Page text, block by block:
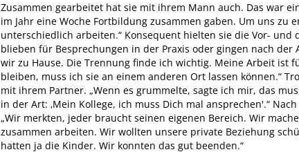
Zusammen gearbeitet hat sie mit ihrem Mann auch. Das war
im Jahr eine Woche Fortbildung zusammen gaben. Um uns
unterschiedlich arbeiten.“ Konsequent hielten sie die Vor-
blieben für Besprechungen in der Praxis oder gingen nach
wir zu Hause. Die Trennung finde ich wichtig. Meine Arbeit ist
bleiben, muss ich sie an einem anderen Ort lassen können.“
mit ihrem Partner. „Wenn es grummelte, sagte ich mir, das
in der Art: ‚Mein Kollege, ich muss Dich mal ansprechen'.“
„Wir merkten, jeder braucht seinen eigenen Bereich. Wir
zusammen arbeiten. Wir wollten unsere private Beziehung
hatten ja die Kinder. Wir konnten das gut beenden.“